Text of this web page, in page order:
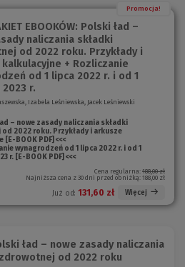
Promocja!
EBOOKÓW: Polski ład –
naliczania składki
od 2022 roku. Przykłady i
+ Rozliczanie
od 1 lipca 2022 r. i od 1
r.
Izabela Leśniewska, Jacek Leśniewski
– nowe zasady naliczania składki
2022 roku. Przykłady i arkusze
[E-BOOK PDF] <<<
wynagrodzeń od 1 lipca 2022 r. i od 1
r. [E-BOOK PDF] <<<
Cena regularna: 188,00 zł
Najniższa cena z 30 dni przed obniżką: 188,00 zł
Już od: 131,60 zł Więcej
ład – nowe zasady naliczania
od 2022 roku